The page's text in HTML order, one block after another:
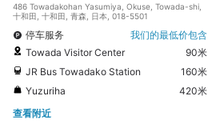
486 Towadakohan Yasumiya, Okuse, Towada-shi,
十和田, 十和田, 青森, 日本, 018-5501
停车服务
我们的最低价包含
Towada Visitor Center
90米
JR Bus Towadako Station
160米
Yuzuriha
420米
查看附近